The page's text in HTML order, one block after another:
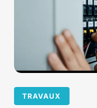
TRAVAUX